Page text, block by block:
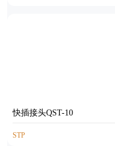
快插接头QST-10
STP